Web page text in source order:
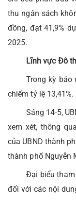
thu ngân sách
đồng, đạt 41,9%
2025.
Lĩnh vực Đô
Trong kỳ báo
chiếm tỷ lệ 13,41%.
Sáng 14-5,
xem xét, thông
của UBND thành
thành phố Nguyễn
Đại biểu
đối với các nội